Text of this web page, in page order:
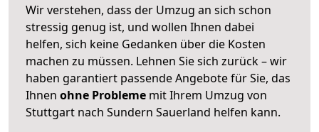
Wir verstehen, dass der Umzug an sich schon
stressig genug ist, und wollen Ihnen dabei
helfen, sich keine Gedanken über die Kosten
machen zu müssen. Lehnen Sie sich zurück – wir
haben garantiert passende Angebote für Sie, das
Ihnen ohne Probleme mit Ihrem Umzug von
Stuttgart nach Sundern Sauerland helfen kann.